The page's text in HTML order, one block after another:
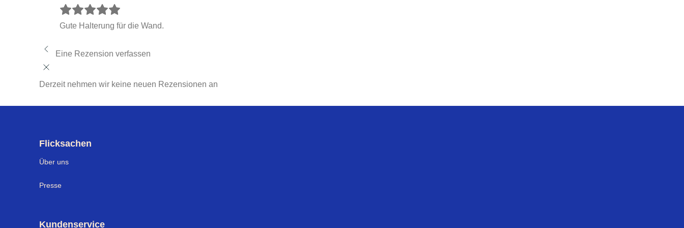
Gute Halterung für die Wand.
Eine Rezension verfassen
Derzeit nehmen wir keine neuen Rezensionen an
Flicksachen
Über uns
Presse
Kundenservice